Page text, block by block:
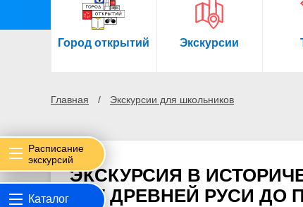
Город открытий Экскурсии
Главная Экскурсии для школьников
Расписание
экскурсий
Каталог
ЭКСКУРСИЯ В
«ОТ ДРЕВНЕЙ РУСИ